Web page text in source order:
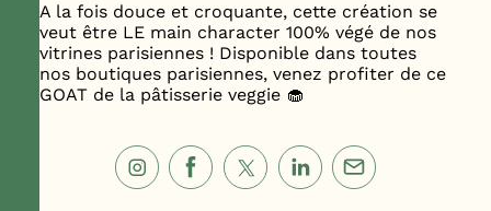
A la fois douce et croquante, cette création se
veut être LE main character 100% végé de nos
vitrines parisiennes ! Disponible dans toutes
nos boutiques parisiennes, venez profiter de ce
GOAT de la pâtisserie veggie 🧁